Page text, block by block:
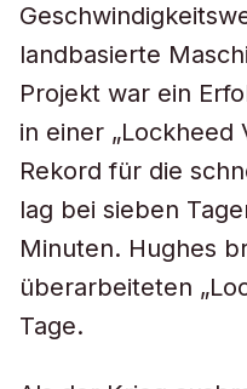
landbasierte
Projekt war ein
in einer „Lockheed
Rekord für die
lag bei sieben
Minuten. Hughes
überarbeiteten
Tage.